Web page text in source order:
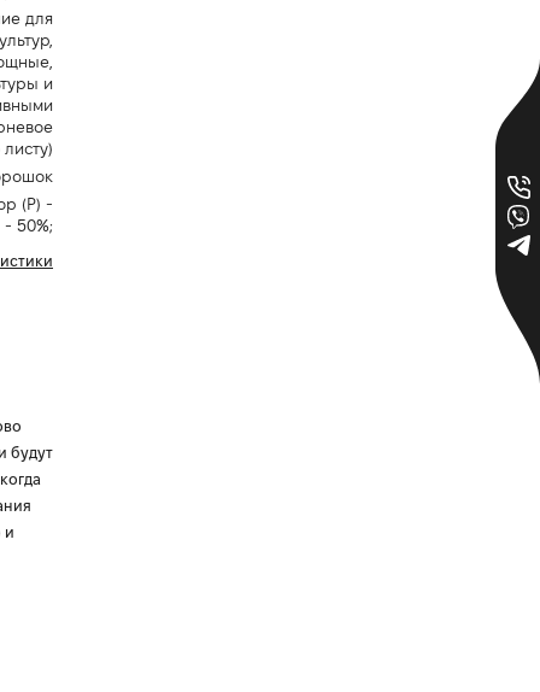
для
и
(P) -
- 50%;
будут
и